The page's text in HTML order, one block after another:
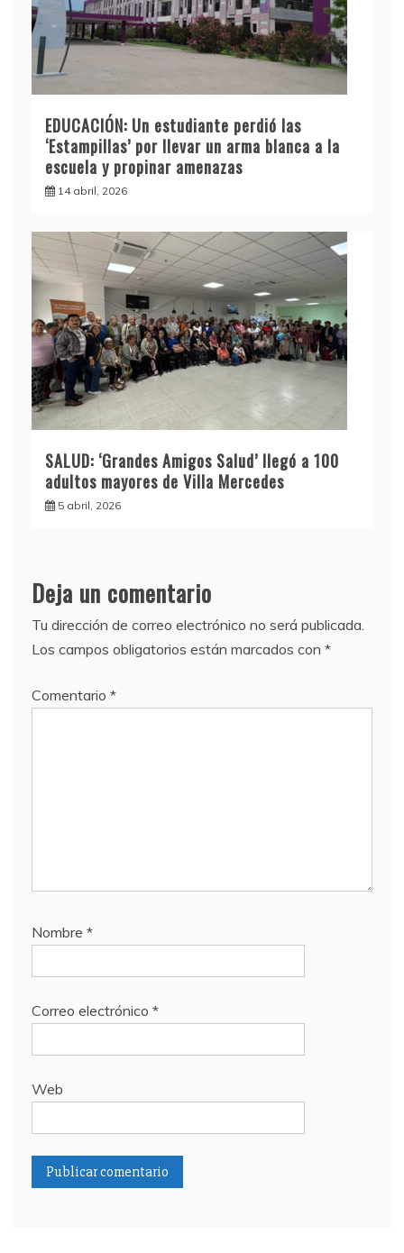
EDUCACIÓN: Un estudiante perdió las
‘Estampillas’ por llevar un arma blanca a la
escuela y propinar amenazas
14 abril, 2026
SALUD: ‘Grandes Amigos Salud’ llegó a 100
adultos mayores de Villa Mercedes
5 abril, 2026
Deja un comentario
Tu dirección de correo electrónico no será publicada.
Los campos obligatorios están marcados con *
Comentario *
Nombre *
Correo electrónico *
Web